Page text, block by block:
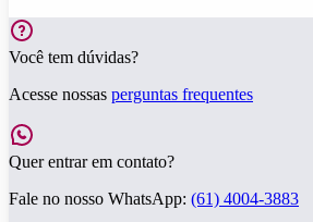
Você tem dúvidas?
Acesse nossas perguntas frequentes
Quer entrar em contato?
Fale no nosso WhatsApp: (61) 4004-3883